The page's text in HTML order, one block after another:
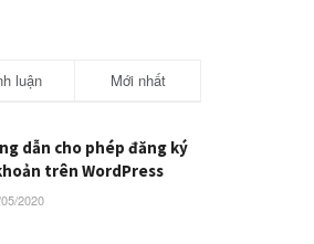
luận Mới nhất
dẫn cho phép đăng ký
trên WordPress
2020